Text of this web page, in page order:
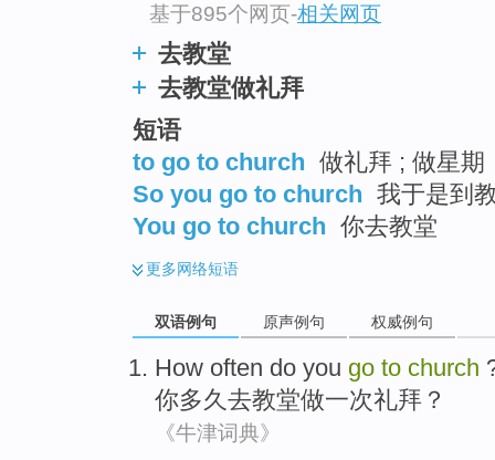
基于895个网页-相关网页
去教堂
去教堂做礼拜
短语
to go to church 做礼拜 ; 做星期
So you go to church 我于是到
You go to church 你去教堂
更多网络短语
双语例句 原声例句 权威例句
How often do you go to church
你多久去教堂做一次礼拜 ？
《牛津词典》